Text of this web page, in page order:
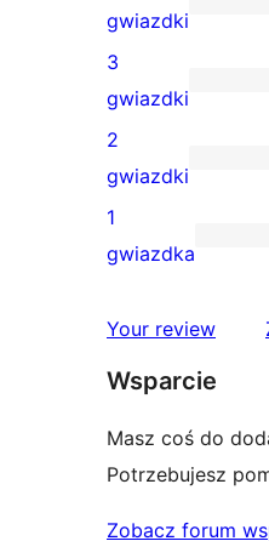
5-
gwiazdkowych
10
recenzji
4-
gwiazdkowych
gwiazdki
9
recenzji
3-
gwiazdkowych
3
gwiazdki
6
recenzji
2-
2
gwiazdki
22
1-
1
gwiazdka
Your review
Wsparcie
Masz coś do
Potrzebujesz
Zobacz forum